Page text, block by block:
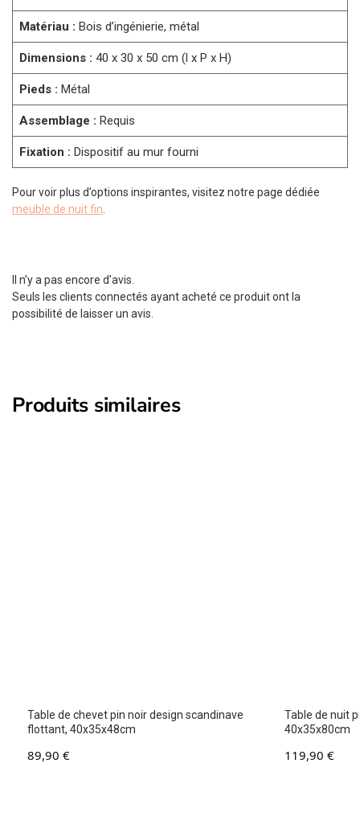
Matériau : Bois d’ingénierie, métal
Dimensions : 40 x 30 x 50 cm (l x P x H)
Pieds : Métal
Assemblage : Requis
Fixation : Dispositif au mur fourni
Pour voir plus d’options inspirantes, visitez notre page dédiée
meuble de nuit fin
Il n’y a pas encore d’avis.
Seuls les clients connectés ayant acheté ce produit ont la
possibilité de laisser un avis.
Produits similaires
Table de chevet pin noir design scandinave
flottant, 40x35x48cm
89,90 €
Table de nuit
40x35x80cm
119,90 €